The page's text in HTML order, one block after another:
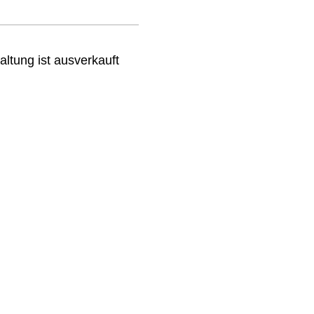
ist ausverkauft